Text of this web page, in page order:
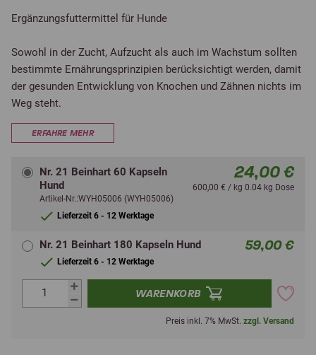
Ergänzungsfuttermittel für Hunde
Sowohl in der Zucht, Aufzucht als auch im Wachstum sollten
bestimmte Ernährungsprinzipien berücksichtigt werden, damit
der gesunden Entwicklung von Knochen und Zähnen nichts im
Weg steht.
ERFAHRE MEHR
Nr. 21 Beinhart 60 Kapseln
Hund
Artikel-Nr.:WYH05006 (WYH05006)
Lieferzeit 6 - 12 Werktage
24,00 €
600,00 € / kg 0.04 kg Dose
Nr. 21 Beinhart 180 Kapseln Hund
Lieferzeit 6 - 12 Werktage
59,00 €
WARENKORB
Preis inkl. 7% MwSt. zzgl. Versand